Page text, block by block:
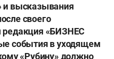
и высказывания
своего
редакция «БИЗНЕС
события в уходящем
«Рубину» должно